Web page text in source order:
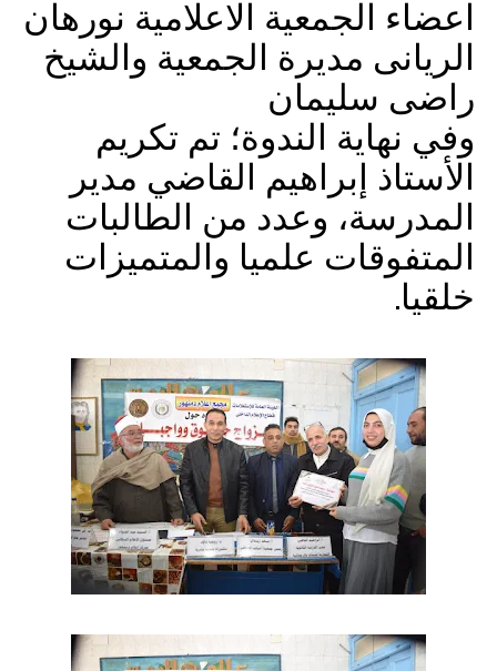
اعضاء الجمعية الاعلامية نورهان
الريانى مديرة الجمعية والشيخ
راضى سليمان
وفي نهاية الندوة؛ تم تكريم
الأستاذ إبراهيم القاضي مدير
المدرسة، وعدد من الطالبات
المتفوقات علميا والمتميزات
خلقيا.